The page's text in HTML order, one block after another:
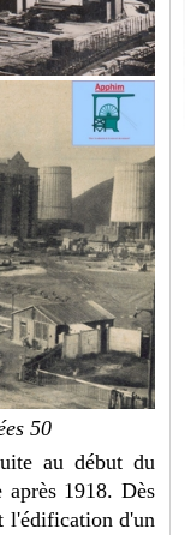
50
au début du
après 1918. Dès
l'édification d'un